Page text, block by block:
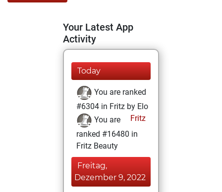
Your Latest App
Activity
Today
You are ranked
#6304 in Fritz by Elo
Fritz
You are
ranked #16480 in
Fritz Beauty
Freitag,
Dezember 9, 2022